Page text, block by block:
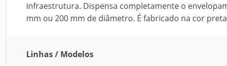
infraestrutura. Dispensa completamente o
mm ou 200 mm de diâmetro. É fabricado na cor
Linhas / Modelos